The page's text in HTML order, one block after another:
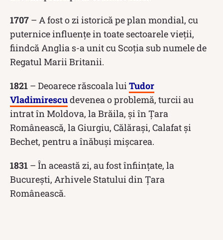
1707 – A fost o zi istorică pe plan mondial, cu
puternice influențe in toate sectoarele vieții,
fiindcă Anglia s-a unit cu Scoția sub numele de
Regatul Marii Britanii.
1821 – Deoarece răscoala lui Tudor
Vladimirescudevenea o problemă, turcii au
intrat în Moldova, la Brăila, și în Țara
Românească, la Giurgiu, Călărași, Calafat și
Bechet, pentru a înăbuși mișcarea.
1831 – În această zi, au fost înființate, la
București, Arhivele Statului din Țara
Românească.